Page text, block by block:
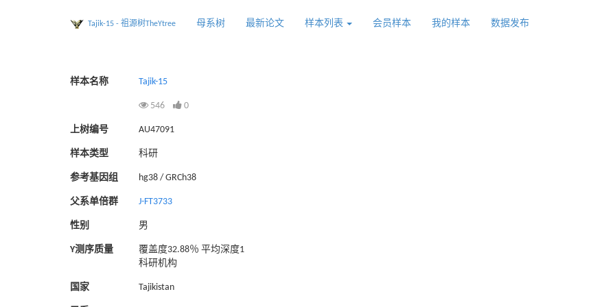
Tajik-15 - 祖源树TheYtree 母系树 最新论文 样本列表 会员样本 我的样本 数据发布
样本名称 Tajik-15
546 0
上树编号 AU47091
样本类型 科研
参考基因组 hg38 / GRCh38
父系单倍群 J-FT3733
性别 男
Y测序质量
覆盖度32.88％ 平均深度1
科研机构
国家 Tajikistan